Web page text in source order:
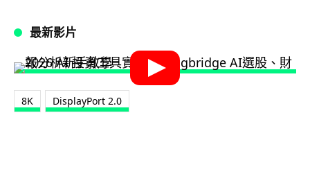
最新影片
8K DisplayPort 2.0